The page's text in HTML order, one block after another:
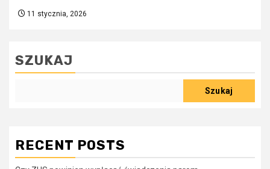
11 stycznia, 2026
SZUKAJ
Szukaj
RECENT POSTS